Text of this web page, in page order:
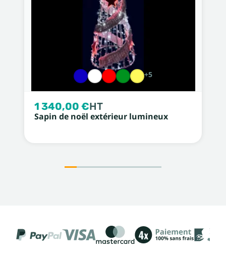
+5
1 340,00 €HT
Sapin de noël extérieur lumineux